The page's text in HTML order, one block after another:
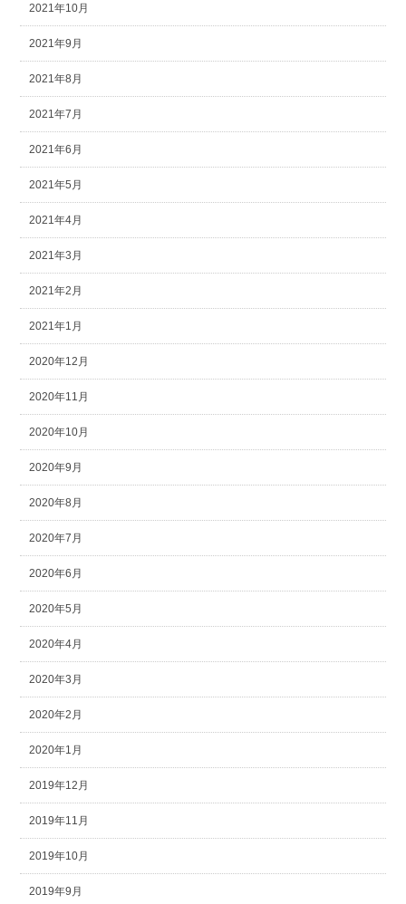
2021年10月
2021年9月
2021年8月
2021年7月
2021年6月
2021年5月
2021年4月
2021年3月
2021年2月
2021年1月
2020年12月
2020年11月
2020年10月
2020年9月
2020年8月
2020年7月
2020年6月
2020年5月
2020年4月
2020年3月
2020年2月
2020年1月
2019年12月
2019年11月
2019年10月
2019年9月